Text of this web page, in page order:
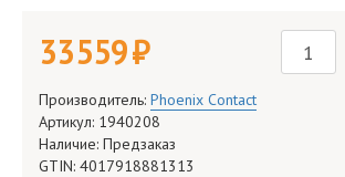
33 559 руб.
Производитель: Phoenix Contact
Артикул: 1940208
Наличие: Предзаказ
GTIN: 4017918881313